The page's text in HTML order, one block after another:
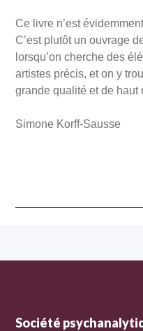
Ce livre n’est
C’est plutôt un ouvrage
lorsqu’on cherche des
artistes précis, et on y
grande qualité et de haut
Simone Korff-Sausse
Société